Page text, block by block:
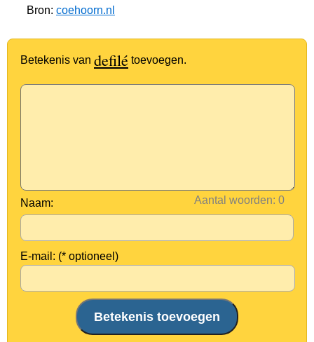
Bron: coehoorn.nl
Betekenis van defilé toevoegen.
Aantal woorden:
Naam:
E-mail: (* optioneel)